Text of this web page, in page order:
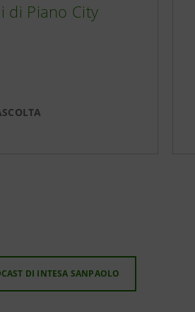
di Piano City
DI INTESA SANPAOLO